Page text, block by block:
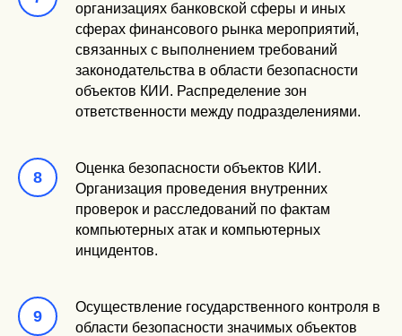
организациях банковской сферы и иных
сферах финансового рынка мероприятий,
связанных с выполнением требований
законодательства в области безопасности
объектов КИИ. Распределение зон
ответственности между подразделениями.
Оценка безопасности объектов КИИ.
Организация проведения внутренних
проверок и расследований по фактам
компьютерных атак и компьютерных
инцидентов.
Осуществление государственного контроля в
области безопасности значимых объектов